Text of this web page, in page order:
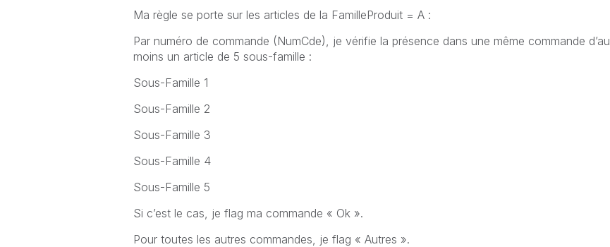
Ma règle se porte sur les articles de la FamilleProduit = A :
Par numéro de commande (NumCde), je vérifie la présence dans une même commande d’au
moins un article de 5 sous-famille :
Sous-Famille 1
Sous-Famille 2
Sous-Famille 3
Sous-Famille 4
Sous-Famille 5
Si c’est le cas, je flag ma commande « Ok ».
Pour toutes les autres commandes, je flag « Autres ».